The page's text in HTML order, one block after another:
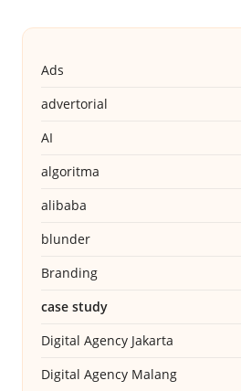
Ads
advertorial
AI
algoritma
alibaba
blunder
Branding
case study
Digital Agency Jakarta
Digital Agency Malang